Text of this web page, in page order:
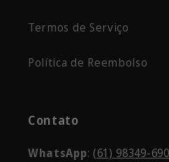
Termos de Serviço
Política de Reembolso
Contato
WhatsApp: (61) 98349-